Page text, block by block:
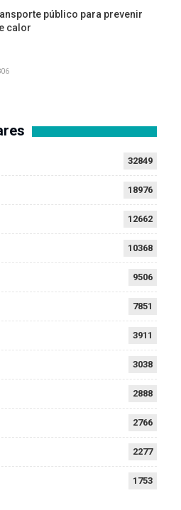
público para prevenir
calor
32849
18976
12662
10368
9506
7851
3911
3038
2888
2766
2277
1753